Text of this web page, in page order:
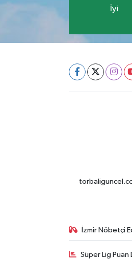
İyi
İzmir Nöbetçi
Süper Lig Puan